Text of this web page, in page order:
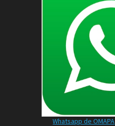
Whatsapp de OMAPA